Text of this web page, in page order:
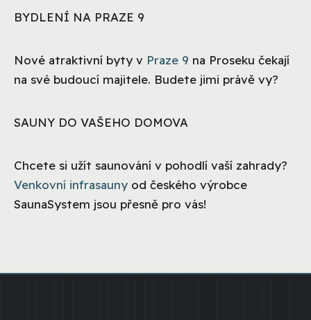
BYDLENÍ NA PRAZE 9
Nové atraktivní byty v Praze 9 na Proseku čekají
na své budoucí majitele. Budete jimi právě vy?
SAUNY DO VAŠEHO DOMOVA
Chcete si užít saunování v pohodlí vaší zahrady?
Venkovní infrasauny od českého výrobce
SaunaSystem jsou přesně pro vás!